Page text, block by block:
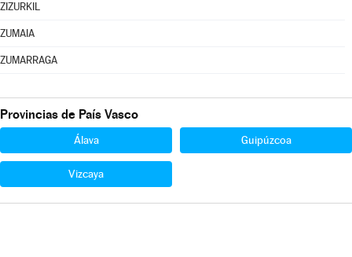
ZIZURKIL
ZUMAIA
ZUMARRAGA
Provincias de País Vasco
Álava Guipúzcoa
Vizcaya